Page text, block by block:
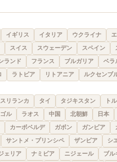
イギリス イタリア ウクライナ
スイス スウェーデン スペイン
ランド フランス ブルガリア ベラ
ラトビア リトアニア ルクセンブ
スリランカ タイ タジキスタン ト
ル ラオス 中国 北朝鮮 日本
カーボベルデ ガボン ガンビア
サントメ・プリンシペ ザンビア シ
ェリア ナミビア ニジェール ブル